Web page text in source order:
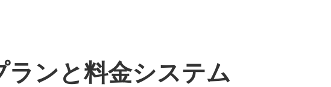
ランと料金システム